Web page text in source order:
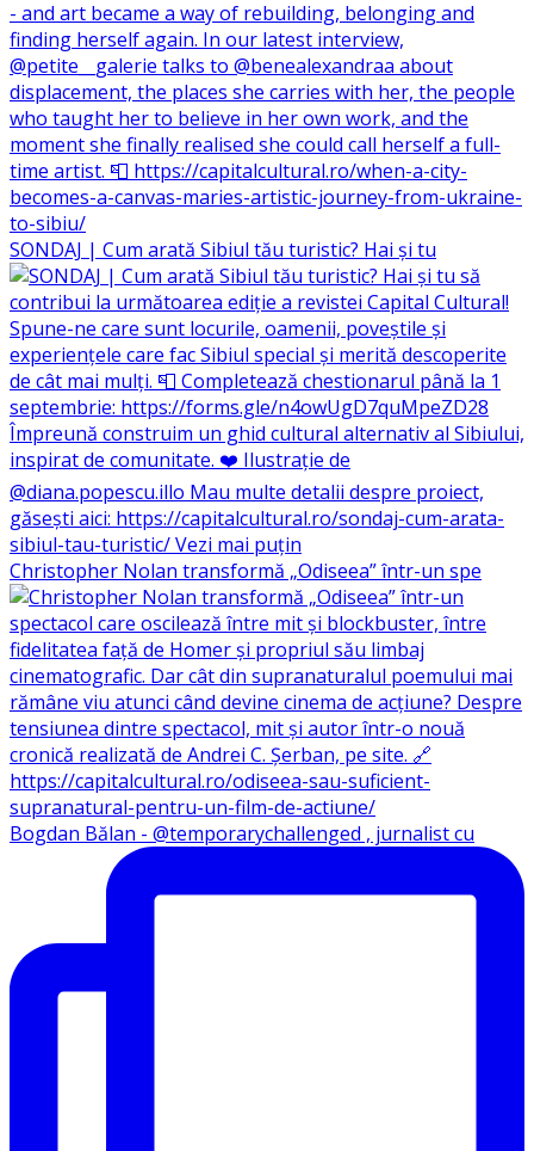
SONDAJ | Cum arată Sibiul tău turistic? Hai și tu
Christopher Nolan transformă „Odiseea” într-un spe
Bogdan Bălan - @temporarychallenged , jurnalist cu